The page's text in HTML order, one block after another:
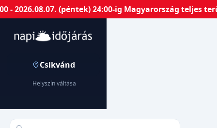
(péntek) 24:00-ig Magyarország teljes
Csikvánd
Helyszín váltása
Település keresése